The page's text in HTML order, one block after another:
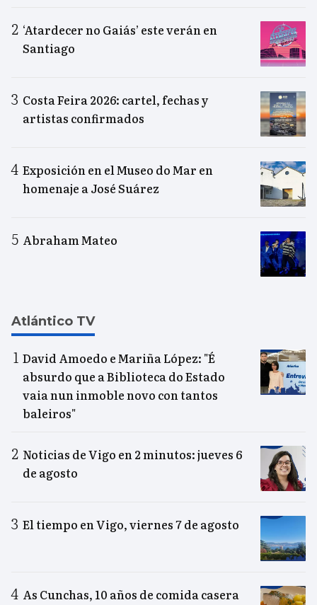
‘Atardecer no Gaiás’ este verán en
Santiago
Costa Feira 2026: cartel, fechas y
artistas confirmados
Exposición en el Museo do Mar en
homenaje a José Suárez
Abraham Mateo
Atlántico TV
David Amoedo e Mariña López: "É
absurdo que a Biblioteca do Estado
vaia nun inmoble novo con tantos
baleiros"
Noticias de Vigo en 2 minutos: jueves 6
de agosto
El tiempo en Vigo, viernes 7 de agosto
As Cunchas, 10 años de comida casera